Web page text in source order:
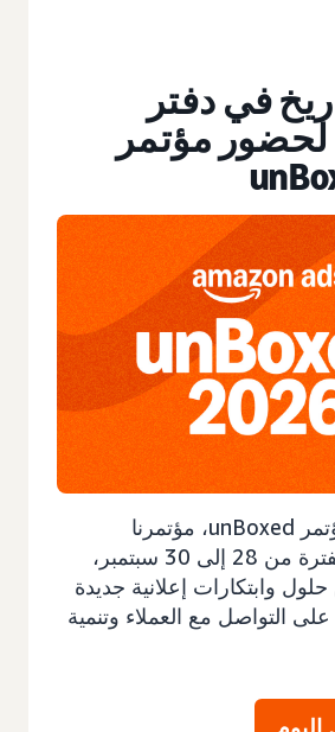
في دفتر
مؤتمر
انضم إلينا في مؤتمر unBoxed، مؤتمرنا
السنوي، خلال الفترة من 28 إلى 30 سبتمبر،
وابتكارات إعلانية جديدة
التواصل مع العملاء وتنمية